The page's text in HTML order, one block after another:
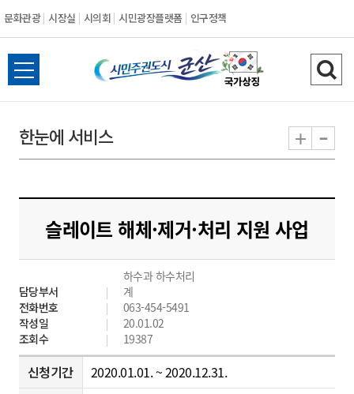
문화관광 시장실 시의회 시민광장플랫폼 인구정책
시
민
도
시
군
산
전
체
뉴
열
검
색
기
한눈에 서비스 + -
슬레이트 해체·제거·처리 지원 사업
담당부서
하수과 하수처리
계
전화번호
063-454-5491
작성일
20.01.02
조회수
19387
신청기간 2020.01.01. ~ 2020.12.31.